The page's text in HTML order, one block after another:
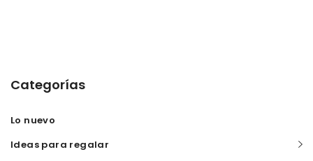
Categorías
Lo nuevo
Ideas para regalar